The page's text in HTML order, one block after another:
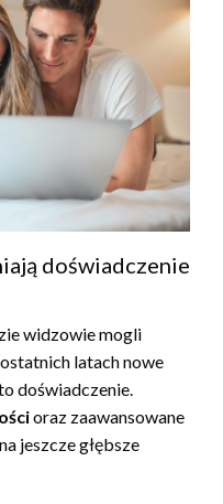
doświadczenie
widzowie mogli
latach nowe
doświadczenie.
oraz zaawansowane
jeszcze głębsze